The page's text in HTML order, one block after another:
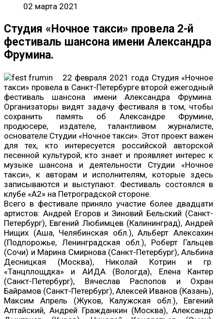
02 марта 2021
Студия «Ночное такси» провела 2-й
фестиваль шансона имени Александра
Фрумина.
22 февраля 2021 года Студия «Ночное
такси» провела в Санкт-Петербурге второй ежегодный
фестиваль шансона имени Александра Фрумина.
Организаторы видят задачу фестиваля в том, чтобы
сохранить память об Александре Фрумине,
продюсере, издателе, талантливом журналисте,
основателе Студии «Ночное такси». Этот проект важен
для тех, кто интересуется российской авторской
песенной культурой, кто знает и проявляет интерес к
музыке шансона и деятельности Студии «Ночное
такси», к авторам и исполнителям, которые здесь
записываются и выступают. Фестиваль состоялся в
клубе «А2» на Петроградской стороне.
Всего в фестивале приняло участие более двадцати
артистов: Андрей Егоров и Зиновий Бельский (Санкт-
Петербург), Евгений Любимцев (Калининград), Андрей
Нищих (Аша, Челябинская обл.), Альберт Алексахин
(Подпорожье, Ленинградская обл.), Роберт Гальцев
(Сочи) и Марина Смирнова (Санкт-Петербург), Альбина
Десницкая (Москва), Николай Котрин и гр.
«Танцплощдка» и АИДА (Вологда), Елена Кантер
(Санкт-Петербург), Вячеслав Распопов и Охран
Байрамов (Санкт-Петербург), Алексей Иванов (Казань),
Максим Апрель (Жуков, Калужская обл.), Евгений
Алтайский, Андрей Гражданкин (Москва), Александр